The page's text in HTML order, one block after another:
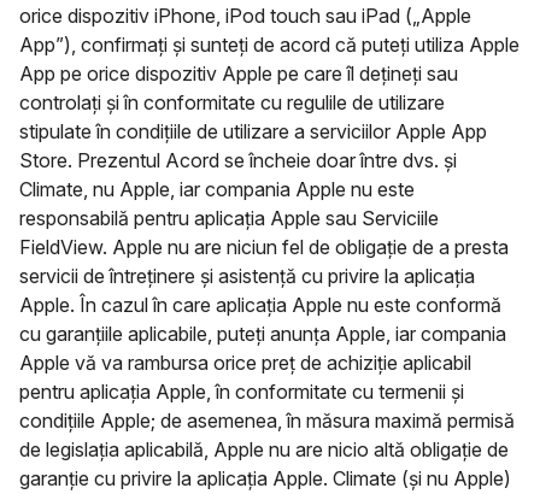
orice dispozitiv iPhone, iPod touch sau iPad („Apple
App”), confirmați și sunteți de acord că puteți utiliza Apple
App pe orice dispozitiv Apple pe care îl dețineți sau
controlați și în conformitate cu regulile de utilizare
stipulate în condițiile de utilizare a serviciilor Apple App
Store. Prezentul Acord se încheie doar între dvs. și
Climate, nu Apple, iar compania Apple nu este
responsabilă pentru aplicația Apple sau Serviciile
FieldView. Apple nu are niciun fel de obligație de a presta
servicii de întreținere și asistență cu privire la aplicația
Apple. În cazul în care aplicația Apple nu este conformă
cu garanțiile aplicabile, puteți anunța Apple, iar compania
Apple vă va rambursa orice preț de achiziție aplicabil
pentru aplicația Apple, în conformitate cu termenii și
condițiile Apple; de asemenea, în măsura maximă permisă
de legislația aplicabilă, Apple nu are nicio altă obligație de
garanție cu privire la aplicația Apple. Climate (și nu Apple)